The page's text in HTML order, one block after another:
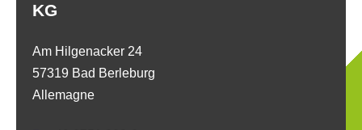
KG
Am Hilgenacker 24
57319 Bad Berleburg
Allemagne